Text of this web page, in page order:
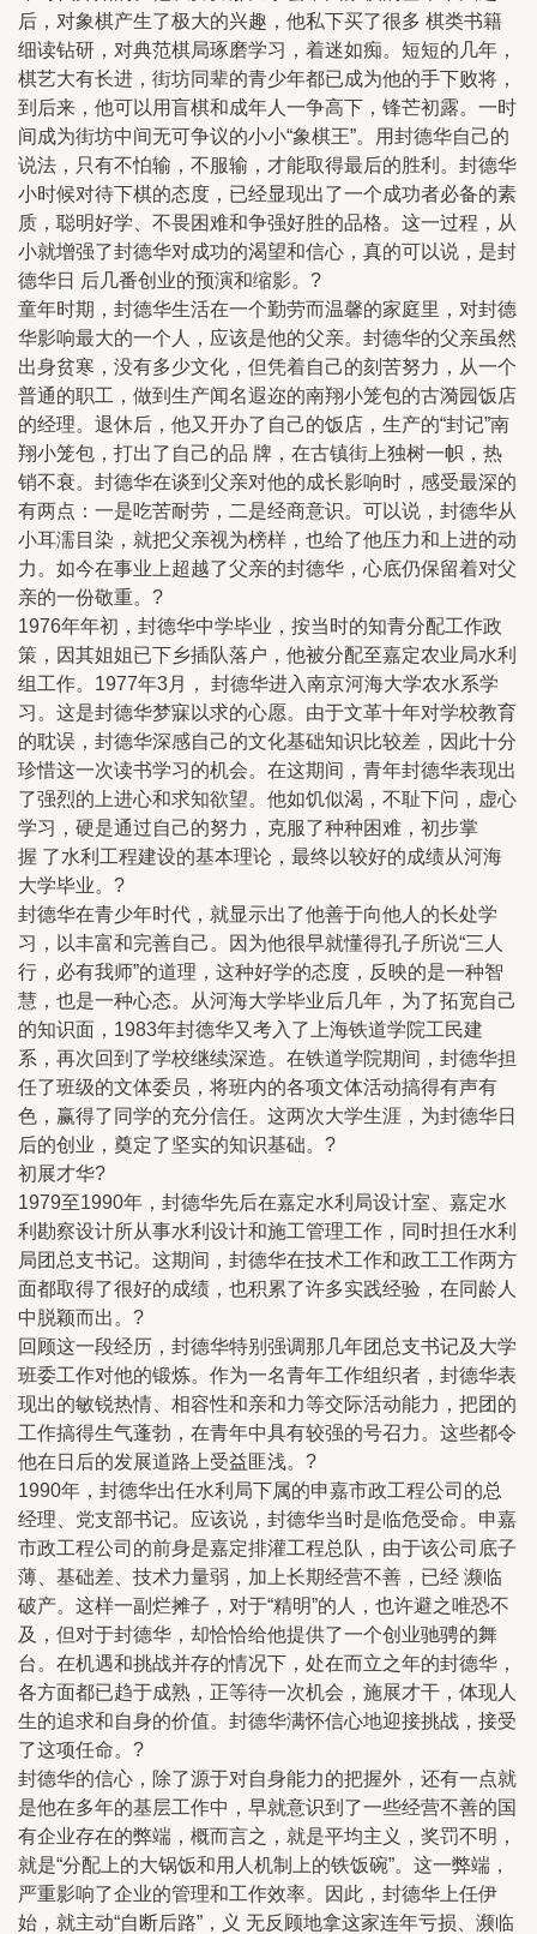
后，对象棋产生了极大的兴趣，他私下买了很多 棋类书籍
细读钻研，对典范棋局琢磨学习，着迷如痴。短短的几年，
棋艺大有长进，街坊同辈的青少年都已成为他的手下败将，
到后来，他可以用盲棋和成年人一争高下，锋芒初露。一时
间成为街坊中间无可争议的小小“象棋王”。用封德华自己的
说法，只有不怕输，不服输，才能取得最后的胜利。封德华
小时候对待下棋的态度，已经显现出了一个成功者必备的素
质，聪明好学、不畏困难和争强好胜的品格。这一过程，从
小就增强了封德华对成功的渴望和信心，真的可以说，是封
德华日 后几番创业的预演和缩影。?
童年时期，封德华生活在一个勤劳而温馨的家庭里，对封德
华影响最大的一个人，应该是他的父亲。封德华的父亲虽然
出身贫寒，没有多少文化，但凭着自己的刻苦努力，从一个
普通的职工，做到生产闻名遐迩的南翔小笼包的古漪园饭店
的经理。退休后，他又开办了自己的饭店，生产的“封记”南
翔小笼包，打出了自己的品 牌，在古镇街上独树一帜，热
销不衰。封德华在谈到父亲对他的成长影响时，感受最深的
有两点：一是吃苦耐劳，二是经商意识。可以说，封德华从
小耳濡目染，就把父亲视为榜样，也给了他压力和上进的动
力。如今在事业上超越了父亲的封德华，心底仍保留着对父
亲的一份敬重。?
1976年年初，封德华中学毕业，按当时的知青分配工作政
策，因其姐姐已下乡插队落户，他被分配至嘉定农业局水利
组工作。1977年3月， 封德华进入南京河海大学农水系学
习。这是封德华梦寐以求的心愿。由于文革十年对学校教育
的耽误，封德华深感自己的文化基础知识比较差，因此十分
珍惜这一次读书学习的机会。在这期间，青年封德华表现出
了强烈的上进心和求知欲望。他如饥似渴，不耻下问，虚心
学习，硬是通过自己的努力，克服了种种困难，初步掌
握 了水利工程建设的基本理论，最终以较好的成绩从河海
大学毕业。?
封德华在青少年时代，就显示出了他善于向他人的长处学
习，以丰富和完善自己。因为他很早就懂得孔子所说“三人
行，必有我师”的道理，这种好学的态度，反映的是一种智
慧，也是一种心态。从河海大学毕业后几年，为了拓宽自己
的知识面，1983年封德华又考入了上海铁道学院工民建
系，再次回到了学校继续深造。在铁道学院期间，封德华担
任了班级的文体委员，将班内的各项文体活动搞得有声有
色，赢得了同学的充分信任。这两次大学生涯，为封德华日
后的创业，奠定了坚实的知识基础。?
初展才华?
1979至1990年，封德华先后在嘉定水利局设计室、嘉定水
利勘察设计所从事水利设计和施工管理工作，同时担任水利
局团总支书记。这期间，封德华在技术工作和政工工作两方
面都取得了很好的成绩，也积累了许多实践经验，在同龄人
中脱颖而出。?
回顾这一段经历，封德华特别强调那几年团总支书记及大学
班委工作对他的锻炼。作为一名青年工作组织者，封德华表
现出的敏锐热情、相容性和亲和力等交际活动能力，把团的
工作搞得生气蓬勃，在青年中具有较强的号召力。这些都令
他在日后的发展道路上受益匪浅。?
1990年，封德华出任水利局下属的申嘉市政工程公司的总
经理、党支部书记。应该说，封德华当时是临危受命。申嘉
市政工程公司的前身是嘉定排灌工程总队，由于该公司底子
薄、基础差、技术力量弱，加上长期经营不善，已经 濒临
破产。这样一副烂摊子，对于“精明”的人，也许避之唯恐不
及，但对于封德华，却恰恰给他提供了一个创业驰骋的舞
台。在机遇和挑战并存的情况下，处在而立之年的封德华，
各方面都已趋于成熟，正等待一次机会，施展才干，体现人
生的追求和自身的价值。封德华满怀信心地迎接挑战，接受
了这项任命。?
封德华的信心，除了源于对自身能力的把握外，还有一点就
是他在多年的基层工作中，早就意识到了一些经营不善的国
有企业存在的弊端，概而言之，就是平均主义，奖罚不明，
就是“分配上的大锅饭和用人机制上的铁饭碗”。这一弊端，
严重影响了企业的管理和工作效率。因此，封德华上任伊
始，就主动“自断后路”，义 无反顾地拿这家连年亏损、濒临